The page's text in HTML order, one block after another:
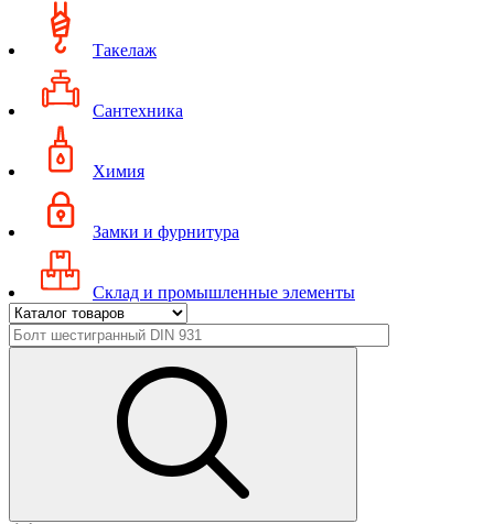
Такелаж
Сантехника
Химия
Замки и фурнитура
Склад и промышленные элементы